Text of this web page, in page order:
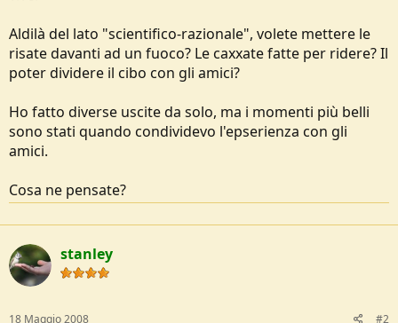
Aldilà del lato "scientifico-razionale", volete mettere le
risate davanti ad un fuoco? Le caxxate fatte per ridere? Il
poter dividere il cibo con gli amici?
Ho fatto diverse uscite da solo, ma i momenti più belli
sono stati quando condividevo l'epserienza con gli
amici.
Cosa ne pensate?
stanley
18 Maggio 2008 #2